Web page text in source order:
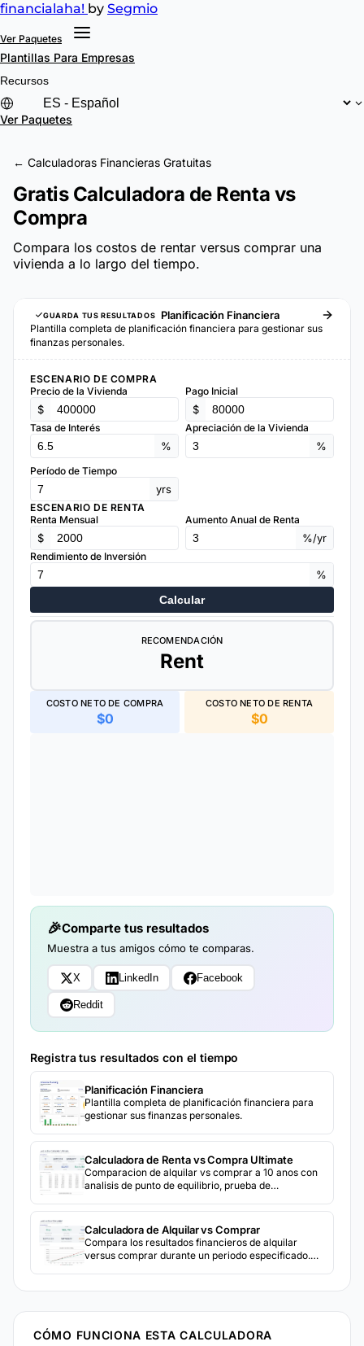
financialaha! by Segmio
Ver Paquetes
Plantillas Para Empresas
Recursos
Ver Paquetes
← Calculadoras Financieras Gratuitas
Gratis Calculadora de Renta vs
Compra
Compara los costos de rentar versus comprar una
vivienda a lo largo del tiempo.
GUARDA TUS RESULTADOS Planificación Financiera
Plantilla completa de planificación financiera para gestionar sus
finanzas personales.
ESCENARIO DE COMPRA
Precio de la Vivienda
$
Pago Inicial
$
Tasa de Interés
%
Apreciación de la Vivienda
%
Período de Tiempo
yrs
ESCENARIO DE RENTA
Renta Mensual
$
Aumento Anual de Renta
%/yr
Rendimiento de Inversión
%
Calcular
RECOMENDACIÓN
Rent
COSTO NETO DE COMPRA
$0
COSTO NETO DE RENTA
$0
Comparte tus resultados
Muestra a tus amigos cómo te comparas.
X LinkedIn Facebook
Reddit
Registra tus resultados con el tiempo
Planificación Financiera
Plantilla completa de planificación financiera para
gestionar sus finanzas personales.
Calculadora de Renta vs Compra Ultimate
Comparacion de alquilar vs comprar a 10 anos con
analisis de punto de equilibrio, prueba de
explorar diferentes supuestos de mercado y
financieros.
Calculadora de Alquilar vs Comprar
Compara los resultados financieros de alquilar
versus comprar durante un periodo especificado.
CÓMO FUNCIONA ESTA CALCULADORA